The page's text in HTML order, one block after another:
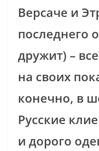
Версаче и
последнего
дружит) –
на своих
конечно, в
Русские
и дорого